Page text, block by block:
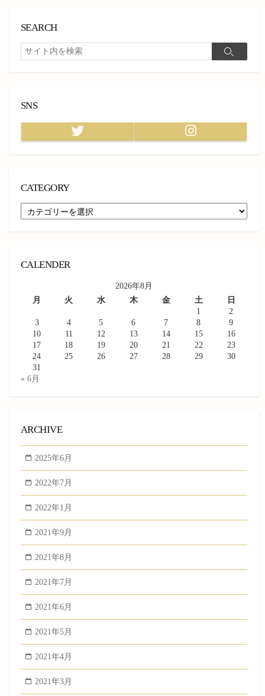
SEARCH
検
索
検
SNS
Twitter Instagram
CATEGORY
CATEGORY
CALENDER
2026年8月
月
火 水 木 金 土
日
1
2
3
4 5 6 7 8
9
10
11 12 13 14 15
16
17
18 19 20 21 22
23
24
25 26 27 28 29
30
31
« 6月
ARCHIVE
2025年6月
2022年7月
2022年1月
2021年9月
2021年8月
2021年7月
2021年6月
2021年5月
2021年4月
2021年3月